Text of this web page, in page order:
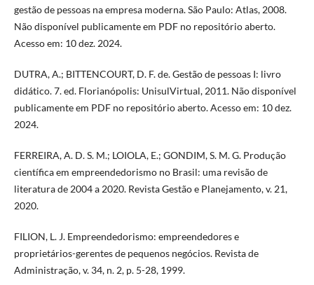
gestão de pessoas na empresa moderna. São Paulo: Atlas, 2008.
Não disponível publicamente em PDF no repositório aberto.
Acesso em: 10 dez. 2024.
DUTRA, A.; BITTENCOURT, D. F. de. Gestão de pessoas I: livro
didático. 7. ed. Florianópolis: UnisulVirtual, 2011. Não disponível
publicamente em PDF no repositório aberto. Acesso em: 10 dez.
2024.
FERREIRA, A. D. S. M.; LOIOLA, E.; GONDIM, S. M. G. Produção
científica em empreendedorismo no Brasil: uma revisão de
literatura de 2004 a 2020. Revista Gestão e Planejamento, v. 21,
2020.
FILION, L. J. Empreendedorismo: empreendedores e
proprietários-gerentes de pequenos negócios. Revista de
Administração, v. 34, n. 2, p. 5-28, 1999.